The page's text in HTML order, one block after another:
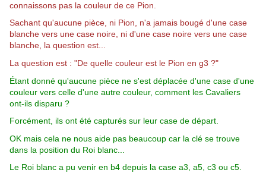
connaissons pas la couleur de ce Pion.
Sachant qu'aucune pièce, ni Pion, n'a jamais bougé d'une case
blanche vers une case noire, ni d'une case noire vers une case
blanche, la question est...
La question est : "De quelle couleur est le Pion en g3 ?"
Étant donné qu'aucune pièce ne s'est déplacée d'une case d'une
couleur vers celle d'une autre couleur, comment les Cavaliers
ont-ils disparu ?
Forcément, ils ont été capturés sur leur case de départ.
OK mais cela ne nous aide pas beaucoup car la clé se trouve
dans la position du Roi blanc...
Le Roi blanc a pu venir en b4 depuis la case a3, a5, c3 ou c5.